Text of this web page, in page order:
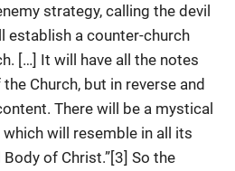
strategy, calling the devil
establish a counter-church
[…] It will have all the notes
Church, but in reverse and
There will be a mystical
will resemble in all its
of Christ.”[3] So the